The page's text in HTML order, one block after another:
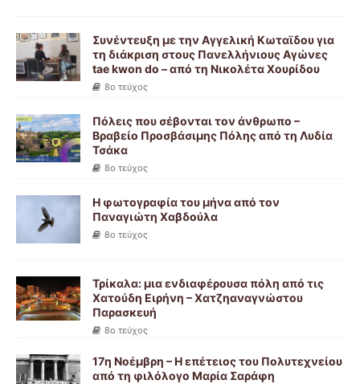
Συνέντευξη με την Αγγελική Κωταϊδου για
τη διάκριση στους Πανελλήνιους Αγώνες
tae kwon do – από τη Νικολέτα Χουρίδου
8ο τεύχος
Πόλεις που σέβονται τον άνθρωπο –
Βραβείο Προσβάσιμης Πόλης από τη Λυδία
Τσάκα
8ο τεύχος
Η φωτογραφία του μήνα από τον
Παναγιώτη Χαβδούλα
8ο τεύχος
Τρίκαλα: μια ενδιαφέρουσα πόλη από τις
Χατούδη Ειρήνη – Χατζηαναγνώστου
Παρασκευή
8ο τεύχος
17η Νοέμβρη – Η επέτειος του Πολυτεχνείου
από τη φιλόλογο Μαρία Σαράφη